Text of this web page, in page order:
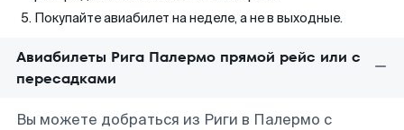
Покупайте авиабилет на неделе, а не в выходные.
Авиабилеты Рига Палермо прямой рейс или с
пересадками
Вы можете добраться из Риги в Палермо с